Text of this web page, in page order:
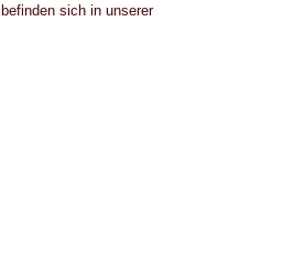
sich in unserer